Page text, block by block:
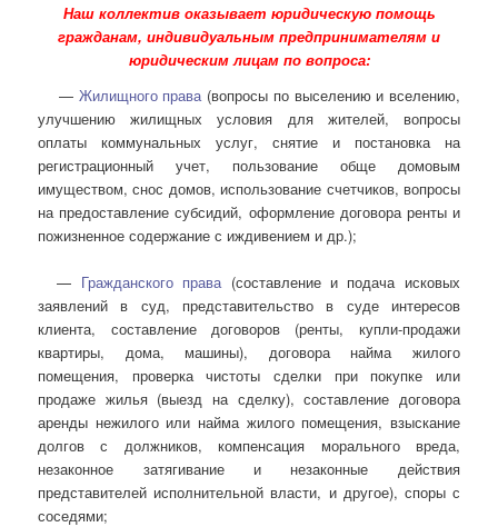
Наш коллектив оказывает юридическую помощь
гражданам, индивидуальным предпринимателям и
юридическим лицам по вопроса:
— Жилищного права (вопросы по выселению и вселению,
улучшению жилищных условия для жителей, вопросы
оплаты коммунальных услуг, снятие и постановка на
регистрационный учет, пользование обще домовым
имуществом, снос домов, использование счетчиков, вопросы
на предоставление субсидий, оформление договора ренты и
пожизненное содержание с иждивением и др.);
— Гражданского права (составление и подача исковых
заявлений в суд, представительство в суде интересов
клиента, составление договоров (ренты, купли-продажи
квартиры, дома, машины), договора найма жилого
помещения, проверка чистоты сделки при покупке или
продаже жилья (выезд на сделку), составление договора
аренды нежилого или найма жилого помещения, взыскание
долгов с должников, компенсация морального вреда,
незаконное затягивание и незаконные действия
представителей исполнительной власти, и другое), споры с
соседями;